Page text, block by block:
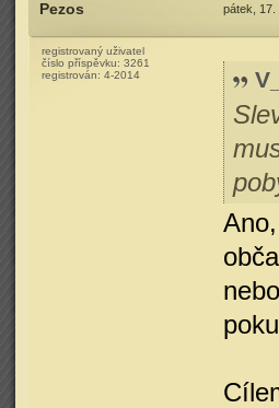
Pezos pátek, 17.
registrovaný uživatel
číslo příspěvku: 3261
registrován: 4-2014